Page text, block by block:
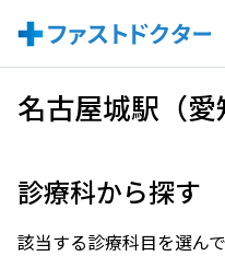
名古屋城駅（
診療科から探す
該当する診療科目を選んで